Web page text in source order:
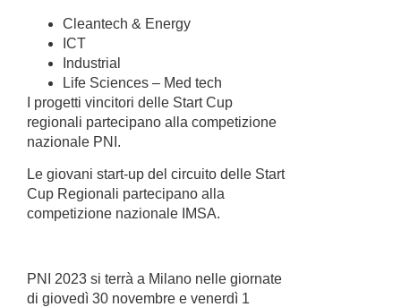
Cleantech & Energy
ICT
Industrial
Life Sciences – Med tech
progetti vincitori delle Start Cup
regionali partecipano alla competizione
nazionale PNI .
Le giovani start-up del circuito delle Start
Cup Regionali partecipano alla
competizione nazionale IMSA.
PNI 2023 si terrà a Milano nelle giornate
di giovedì 30 novembre e venerdì 1